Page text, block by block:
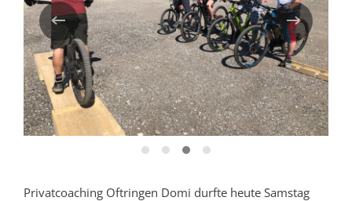
Privatcoaching Oftringen Domi durfte heute Samstag